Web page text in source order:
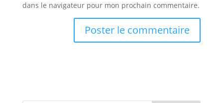
dans le navigateur pour mon prochain commentaire.